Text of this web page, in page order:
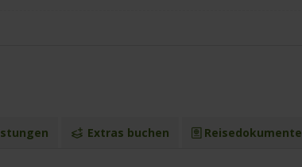
Extras buchen Reisedokumente